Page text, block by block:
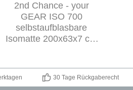
2nd Chance - your
GEAR ISO 700
selbstaufblasbare
Isomatte 200x63x7 cm
(71033)
30 Tage Rückgaberecht